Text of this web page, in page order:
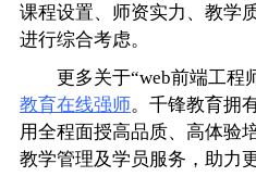
课程设置、师资实力、教学
进行综合考虑。
更多关于“web前端工程
教育在线强师。千锋教育拥
用全程面授高品质、高体验
教学管理及学员服务，助力